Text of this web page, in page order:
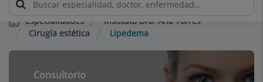
Especialidades
Instituto Dra. Ana Torres
Cirugía estética
Lipedema
Consultorio